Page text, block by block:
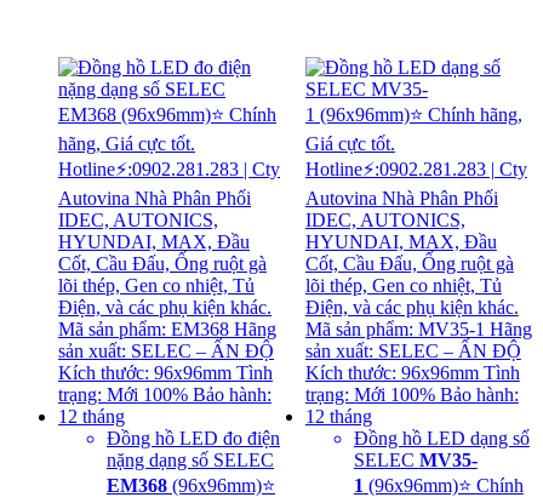
Đồng hồ LED đo điện
nặng dạng số SELEC
EM368 (96x96mm)⭐
Đồng hồ LED dạng số
SELEC MV35-
1 (96x96mm)⭐ Chính